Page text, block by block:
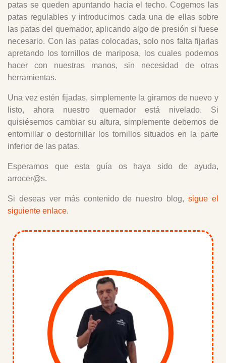
patas se queden apuntando hacia el techo. Cogemos las
patas regulables y introducimos cada una de ellas sobre
las patas del quemador, aplicando algo de presión si fuese
necesario. Con las patas colocadas, solo nos falta fijarlas
apretando los tornillos de mariposa, los cuales podemos
hacer con nuestras manos, sin necesidad de otras
herramientas.
Una vez estén fijadas, simplemente la giramos de nuevo y
listo, ahora nuestro quemador está nivelado. Si
quisiésemos cambiar su altura, simplemente debemos de
entornillar o destornillar los tornillos situados en la parte
inferior de las patas.
Esperamos que esta guía os haya sido de ayuda,
arrocer@s.
Si deseas ver más contenido de nuestro blog,sigue el
siguiente enlace.